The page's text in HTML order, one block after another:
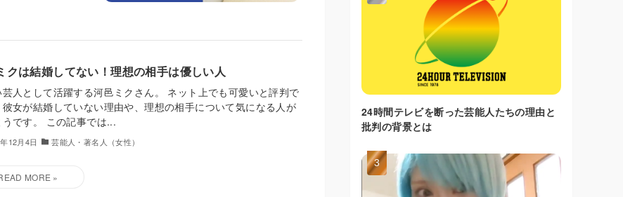
クは結婚してない！理想の相手は優しい人
芸人として活躍する河邑ミクさん。 ネット上でも可愛いと評判で
女が結婚していない理由や、理想の相手について気になる人が
うです。 この記事では...
12月4日 芸能人・著名人（女性）
24時間テレビを断った芸能人たちの理由と
批判の背景とは